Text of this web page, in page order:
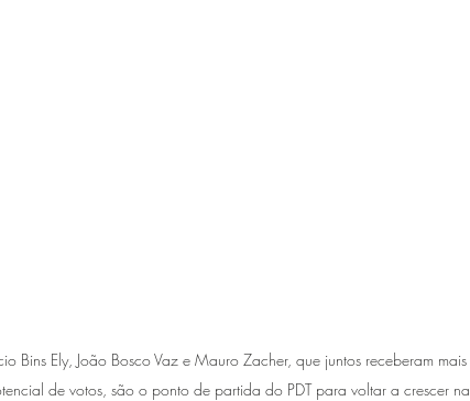
Bins Ely, João Bosco Vaz e Mauro Zacher, que juntos receberam
de votos, são o ponto de partida do PDT para voltar a crescer